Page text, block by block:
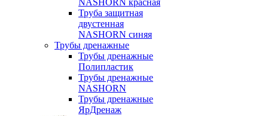
NASHORN красная
Труба защитная
двустенная
NASHORN синяя
Трубы дренажные
Трубы дренажные
Полипластик
Трубы дренажные
NASHORN
Трубы дренажные
ЯрДренаж